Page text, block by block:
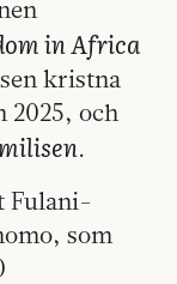
in Africa
kristna
2025, och
.
Fulani-
som